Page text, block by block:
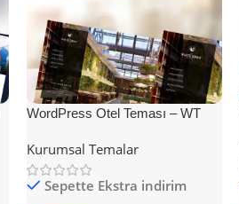
WordPress Otel Teması – WT
Kurumsal Temalar
Sepette Ekstra indirim